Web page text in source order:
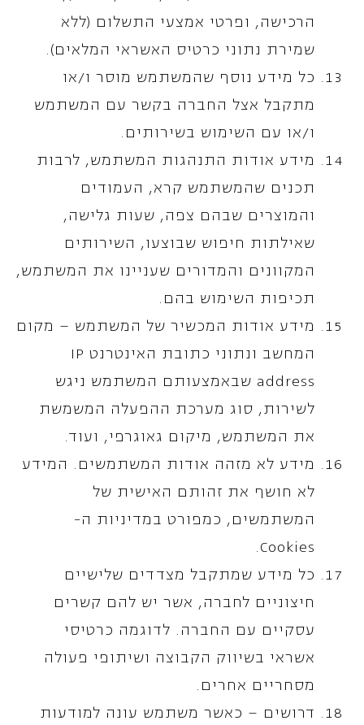
הרכישה, ופרטי אמצעי התשלום (ללא
שמירת נתוני כרטיס האשראי המלאים).
כל מידע נוסף שהמשתמש מוסר ו/או
מתקבל אצל החברה בקשר עם המשתמש
ו/או עם השימוש בשירותים.
מידע אודות התנהגות המשתמש, לרבות
תכנים שהמשתמש קרא, העמודים
והמוצרים שבהם צפה, שעות גלישה,
שאילתות חיפוש שבוצעו, השירותים
המקוונים והמדורים שעניינו את המשתמש,
תכיפות השימוש בהם.
מידע אודות המכשיר של המשתמש – מקום
המחשב ונתוני כתובת האינטרנט IP
address שבאמצעותם המשתמש ניגש
לשירות, סוג מערכת ההפעלה המשמשת
את המשתמש, מיקום גאוגרפי, ועוד.
מידע לא מזהה אודות המשתמשים. המידע
לא חושף את זהותם האישית של
המשתמשים, כמפורט במדיניות ה-
Cookies.
כל מידע שמתקבל מצדדים שלישיים
חיצוניים לחברה, אשר יש להם קשרים
עסקיים עם החברה. לדוגמה כרטיסי
אשראי בשיווק הקבוצה ושיתופי פעולה
מסחריים אחרים.
דרושים – כאשר משתמש עונה למודעות